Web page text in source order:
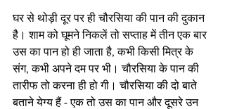
घर से थोड़ी दूर पर ही चौरसिया की पान की दुकान
है। शाम को घूमने निकलें तो सप्ताह में तीन एक बार
उस का पान हो ही जाता है, कभी किसी मित्र के
संग, कभी अपने दम पर भी। चौरसिया के पान की
तारीफ तो करना ही हो गी। चौरसिया की दो बाते
बताने येग्य हैं - एक तो उस का पान और दूसरे उन